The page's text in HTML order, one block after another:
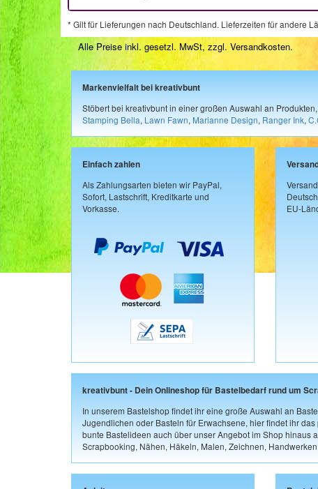
* Gilt für Lieferungen nach Deutschland. Lieferzeiten für andere
Alle Preise inkl. gesetzl. MwSt, zzgl. Versandkosten.
Markenvielfalt bei kreativbunt
Stöbert bei kreativbunt in einer großen Auswahl an
Stamping Bella, Lawn Fawn, Marianne Design, Ranger Ink,
Einfach zahlen
Als Zahlungsarten bieten wir PayPal,
Sofort, Lastschrift, Kreditkarte und
Vorkasse.
EU-
kreativbunt - Dein Onlineshop für Bastelbedarf rund um
In unserem Bastelshop findet ihr eine große Auswahl an
Jugendlichen oder Basteln für Erwachsene, hier findet ihr
bunte Bastelideen auch über unser Angebot im Shop hinaus
Scrapbooking, Nähen, Häkeln, Malen, Zeichnen,